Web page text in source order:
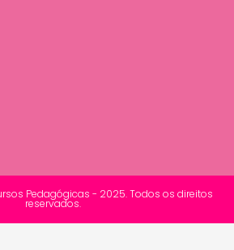
Pedagógicas - 2025. Todos os direitos
reservados.